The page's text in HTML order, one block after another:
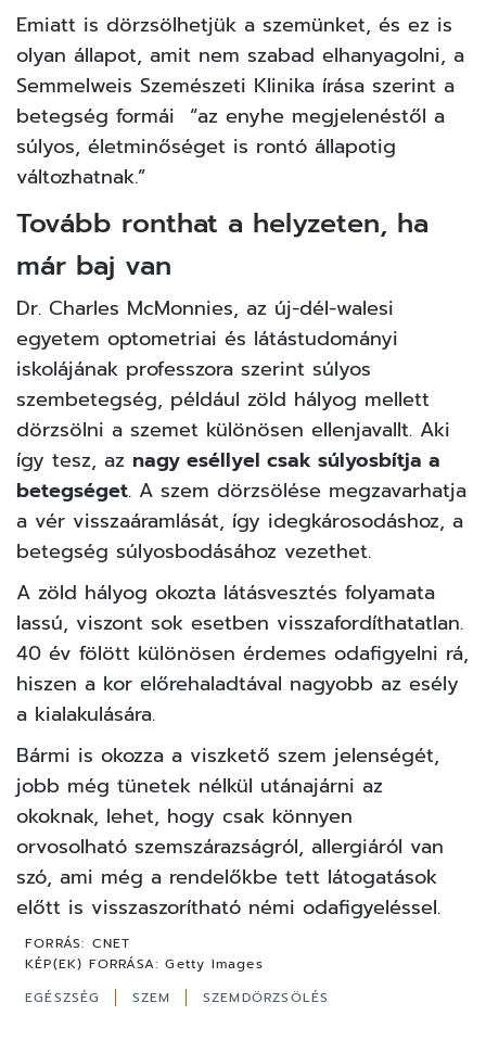
Emiatt is dörzsölhetjük a szemünket, és ez is
olyan állapot, amit nem szabad elhanyagolni, a
Semmelweis Szemészeti Klinika írása szerint a
betegség formái “az enyhe megjelenéstől a
súlyos, életminőséget is rontó állapotig
változhatnak.”
Tovább ronthat a helyzeten, ha
már baj van
Dr. Charles McMonnies, az új-dél-walesi
egyetem optometriai és látástudományi
iskolájának professzora szerint súlyos
szembetegség, például zöld hályog mellett
dörzsölni a szemet különösen ellenjavallt. Aki
így tesz, az nagy eséllyel csak súlyosbítja a
betegséget. A szem dörzsölése megzavarhatja
a vér visszaáramlását, így idegkárosodáshoz, a
betegség súlyosbodásához vezethet.
A zöld hályog okozta látásvesztés folyamata
lassú, viszont sok esetben visszafordíthatatlan.
40 év fölött különösen érdemes odafigyelni rá,
hiszen a kor előrehaladtával nagyobb az esély
a kialakulására.
Bármi is okozza a viszkető szem jelenségét,
jobb még tünetek nélkül utánajárni az
okoknak, lehet, hogy csak könnyen
orvosolható szemszárazságról, allergiáról van
szó, ami még a rendelőkbe tett látogatások
előtt is visszaszorítható némi odafigyeléssel.
FORRÁS: CNET
KÉP(EK) FORRÁSA: Getty Images
EGÉSZSÉG
SZEM SZEMDÖRZSÖLÉS